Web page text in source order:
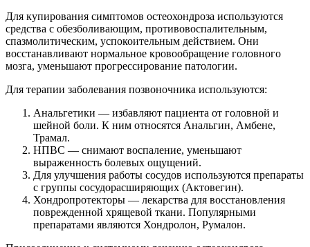
Для купирования симптомов остеохондроза используются
средства с обезболивающим, противовоспалительным,
спазмолитическим, успокоительным действием. Они
восстанавливают нормальное кровообращение головного
мозга, уменьшают прогрессирование патологии.
Для терапии заболевания позвоночника используются:
Анальгетики — избавляют пациента от головной и
шейной боли. К ним относятся Анальгин, Амбене,
Трамал.
НПВС — снимают воспаление, уменьшают
выраженность болевых ощущений.
Для улучшения работы сосудов используются препараты
с группы сосудорасширяющих (Актовегин).
Хондропротекторы — лекарства для восстановления
поврежденной хрящевой ткани. Популярными
препаратами являются Хондролон, Румалон.